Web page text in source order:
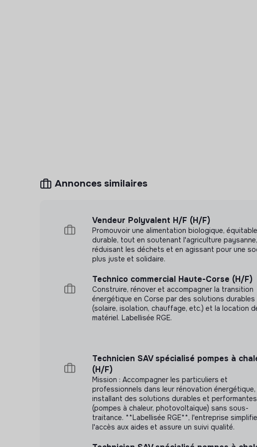
de 6 mois
Contrat 35h
Rythme de travail : mardi – samedi
Horaires : journée, soirées très ponctuellement
Lieu de travail : Av. du Général de Gaulle, 95140
Annonces similaires
Vendeur Polyvalent H/F (H/F)
Promouvoir une alimentation biologique,
durable, tout en soutenant l'agriculture
réduisant les déchets et en agissant pour une
plus juste et solidaire.
Technico commercial Haute-Corse (H/F)
Construire, rénover et accompagner la transition
énergétique en Corse par des solutions durables
(solaire, isolation, chauffage, etc.) et la location
matériel. Labellisée RGE.
Technicien SAV spécialisé pompes à
(H/F)
Mission : Accompagner les particuliers et
professionnels dans leur rénovation énergétique,
installant des solutions durables et performantes
(pompes à chaleur, photovoltaïque) sans sous-
traitance. **Labellisée RGE**, l'entreprise simplifie
l'accès aux aides et assure un suivi qualité.